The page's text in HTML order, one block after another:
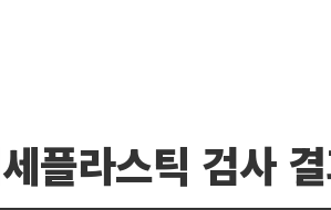
플라스틱 검사